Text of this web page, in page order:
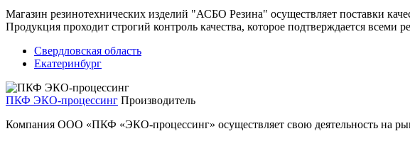
Магазин резинотехнических изделий "АСБО Резина" осуществляет поставки
Продукция проходит строгий контроль качества, которое подтверждается всеми
Свердловская область
Екатеринбург
ПКФ ЭКО-процессинг Производитель
Компания ООО «ПКФ «ЭКО-процессинг» осуществляет свою деятельность на